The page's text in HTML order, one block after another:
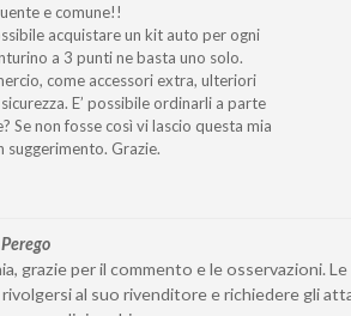
e comune!!
acquistare un kit auto per ogni
a 3 punti ne basta uno solo.
come accessori extra, ulteriori
E’ possibile ordinarli a parte
Se non fosse così vi lascio questa mia
suggerimento. Grazie.
grazie per il commento e le osservazioni. Le
al suo rivenditore e richiedere gli